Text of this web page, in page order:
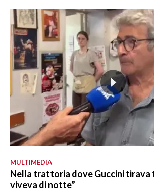
MULTIMEDIA
Nella trattoria dove Guccini tirava
viveva di notte”